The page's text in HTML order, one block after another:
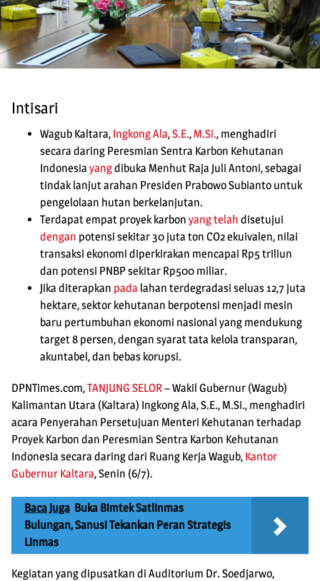
Intisari
Wagub Kaltara, Ingkong Ala,S.E., M.Si., menghadiri
secara daring Peresmian Sentra Karbon Kehutanan
Indonesia yangdibuka Menhut Raja Juli Antoni, sebagai
tindak lanjut arahan Presiden Prabowo Subianto untuk
pengelolaan hutan berkelanjutan.
Terdapat empat proyek karbon yang telah disetujui
dengan potensi sekitar 30 juta ton CO2 ekuivalen, nilai
transaksi ekonomi diperkirakan mencapai Rp5 triliun
dan potensi PNBP sekitar Rp500 miliar.
Jika diterapkan pada lahan terdegradasi seluas 12,7 juta
hektare, sektor kehutanan berpotensi menjadi mesin
baru pertumbuhan ekonomi nasional yang mendukung
target 8 persen, dengan syarat tata kelola transparan,
akuntabel, dan bebas korupsi.
DPNTimes.com,TANJUNG SELOR– Wakil Gubernur (Wagub)
Kalimantan Utara (Kaltara) Ingkong Ala, S.E., M.Si., menghadiri
acara Penyerahan Persetujuan Menteri Kehutanan terhadap
Proyek Karbon dan Peresmian Sentra Karbon Kehutanan
Indonesia secara daring dari Ruang Kerja Wagub, Kantor
Gubernur Kaltara, Senin (6/7).
Baca Juga Buka Bimtek Satlinmas
Bulungan, Sanusi Tekankan Peran Strategis
Linmas
Kegiatan yang dipusatkan di Auditorium Dr. Soedjarwo,